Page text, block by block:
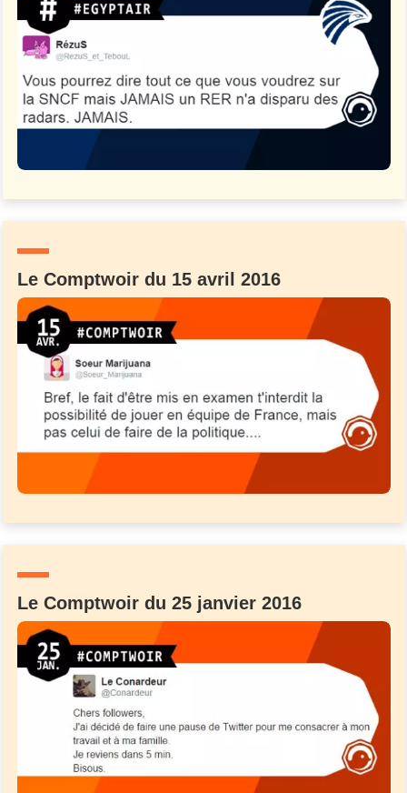
Le Comptwoir du 15 avril 2016
Le Comptwoir du 25 janvier 2016